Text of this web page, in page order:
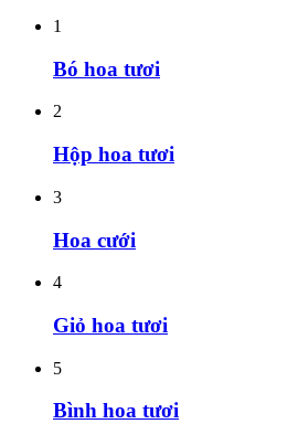
1
Bó hoa tươi
2
Hộp hoa tươi
3
Hoa cưới
4
Giỏ hoa tươi
5
Bình hoa tươi